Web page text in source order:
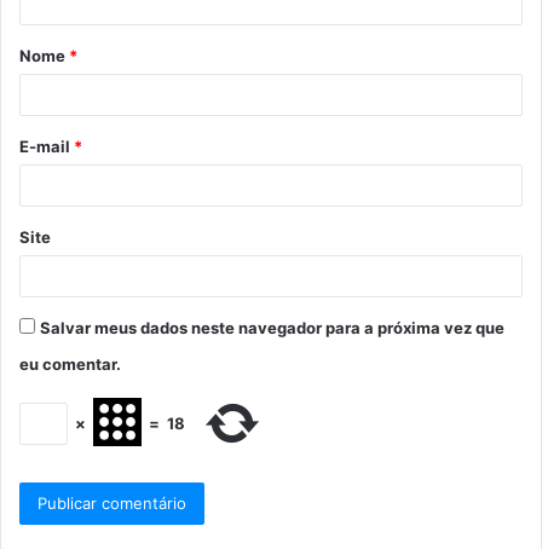
Nome *
E-mail *
Site
Salvar meus dados neste navegador para a próxima vez que
eu comentar.
× = 18